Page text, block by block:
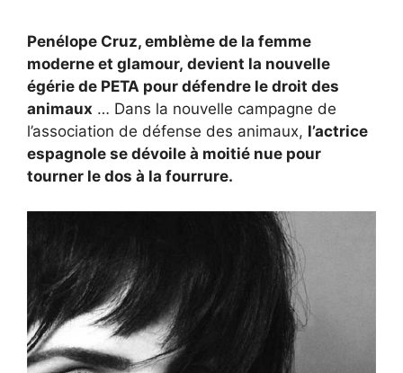
Penélope Cruz, emblème de la femme
moderne et glamour, devient la nouvelle
égérie de PETA pour défendre le droit des
animaux … Dans la nouvelle campagne de
l’association de défense des animaux, l’actrice
espagnole se dévoile à moitié nue pour
tourner le dos à la fourrure.